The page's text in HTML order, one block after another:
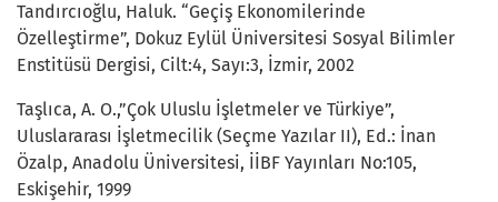
Tandırcıoğlu, Haluk. “Geçiş Ekonomilerinde
Özelleştirme”, Dokuz Eylül Üniversitesi Sosyal Bilimler
Enstitüsü Dergisi, Cilt:4, Sayı:3, İzmir, 2002
Taşlıca, A. O.,”Çok Uluslu İşletmeler ve Türkiye”,
Uluslararası İşletmecilik (Seçme Yazılar II), Ed.: İnan
Özalp, Anadolu Üniversitesi, İİBF Yayınları No:105,
Eskişehir, 1999